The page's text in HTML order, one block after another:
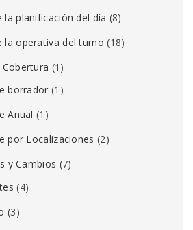
la planificación del día (8)
la operativa del turno (18)
(1)
borrador (1)
Anual (1)
por Localizaciones (2)
y Cambios (7)
(4)
(3)